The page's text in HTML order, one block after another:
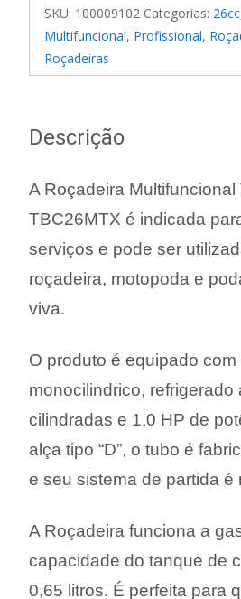
SKU: 100009102 Categorias: 26cc
Multifuncional, Profissional,
Roçadeiras
Descrição
A Roçadeira Multifuncional
TBC26MTX é indicada
serviços e pode ser
roçadeira, motopoda e
viva.
O produto é equipado
monocilindrico, refrigerado
cilindradas e 1,0 HP de
alça tipo “D”, o tubo é
e seu sistema de partida é
A Roçadeira funciona a
capacidade do tanque de
0,65 litros. É perfeita para